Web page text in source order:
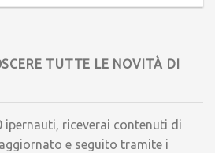
TUTTE LE NOVITÀ DI
ipernauti, riceverai contenuti di
e seguito tramite i